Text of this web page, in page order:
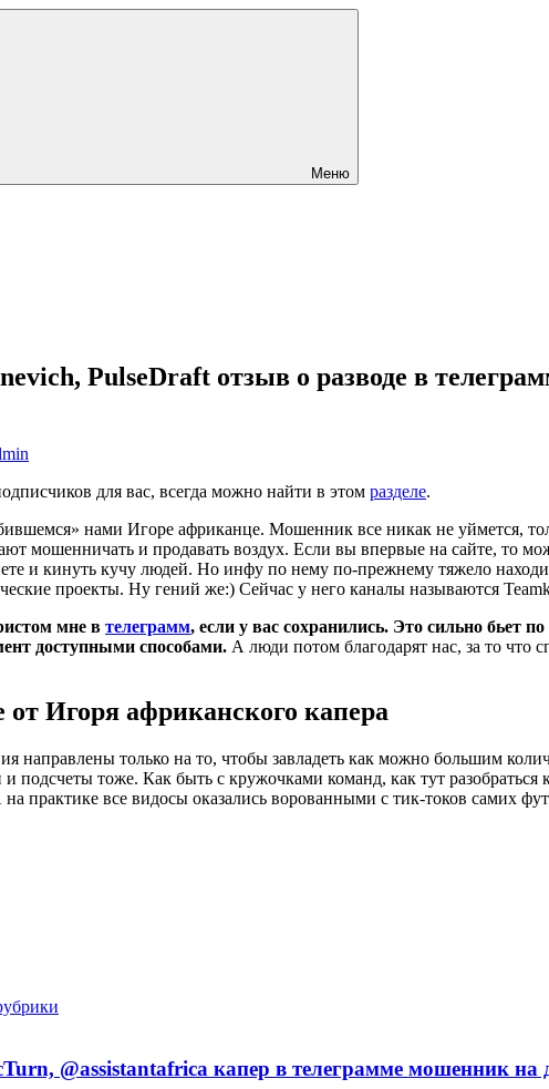
Меню
PulseDraft отзыв о разводе в
для вас, всегда можно найти в этом разделе.
нами Игоре африканце. Мошенник все никак не уймется,
мошенничать и продавать воздух. Если вы впервые на сайте, то
и кинуть кучу людей. Но инфу по нему по-прежнему тяжело
проекты. Ну гений же:) Сейчас у него каналы называются
мне в телеграмм, если у вас сохранились. Это сильно бьет
доступными способами. А люди потом благодарят нас, за то что
от Игоря африканского капера
направлены только на то, чтобы завладеть как можно большим
и подсчеты тоже. Как быть с кружочками команд, как тут
практике все видосы оказались ворованными с тик-токов самих
@assistantafrica капер в телеграмме мошенник на